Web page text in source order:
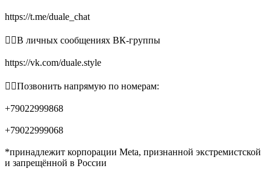
https://t.me/duale_chat
👉🏻В личных сообщениях ВК-группы
https://vk.com/duale.style
👉🏻Позвонить напрямую по номерам:
+79022999868
+79022999068
*принадлежит корпорации Meta, признанной экстремистской
и запрещённой в России